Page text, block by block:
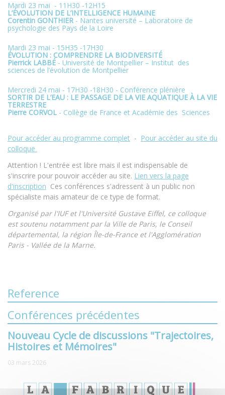
Mardi 23 mai - 11H30 -12H15
L’ÉVOLUTION DE L’INTELLIGENCE HUMAINE
Corentin GONTHIER - Nantes université – Laboratoire de
psychologie des Pays de la Loire
Mardi 23 mai - 15H35 -17H30
ÉVOLUTION : COMPRENDRE LA BIODIVERSITÉ
Pierrick LABBÉ - Université de Montpellier – Institut des
sciences de l’évolution de Montpellier
Mercredi 24 mai - 17H30 -18H30 - Conférence plénière
SORTIR DE L’EAU : LE PASSAGE DE LA VIE AQUATIQUE À LA VIE
TERRESTRE
Pierre CORVOL - Collège de France et Académie des Sciences
Pour accéder au programme complet - Pour accéder au site du
colloque
Attention ! L'entrée est libre mais il est indispensable de
s'inscrire pour pouvoir accéder au site. Lien vers la page
d'inscription Ces conférences s'adressent à un public non
spécialiste mais amateur de ce type de format.
Organisé par l'IUF et l'Université Gustave Eiffel, ce colloque
est soutenu notamment par la Ville de Paris, le Conseil
départemental, la région Île-de-France et l'Agglomération
Paris - Vallée de la Marne.
Reference
Conférences précédentes
Nouveau Cycle de discussions "Trajectoires,
Histoires et Mémoires"
03 mars 2026